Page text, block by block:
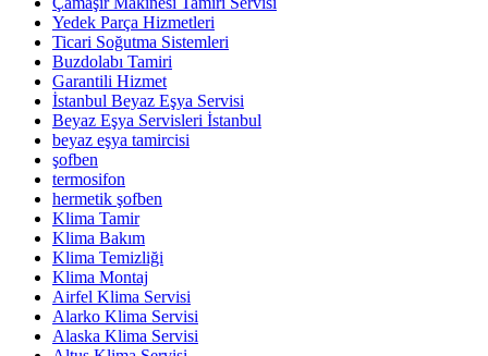
Yedek Parça Hizmetleri
Ticari Soğutma Sistemleri
Buzdolabı Tamiri
Garantili Hizmet
İstanbul Beyaz Eşya Servisi
Beyaz Eşya Servisleri İstanbul
beyaz eşya tamircisi
şofben
termosifon
hermetik şofben
Klima Tamir
Klima Bakım
Klima Temizliği
Klima Montaj
Airfel Klima Servisi
Alarko Klima Servisi
Alaska Klima Servisi